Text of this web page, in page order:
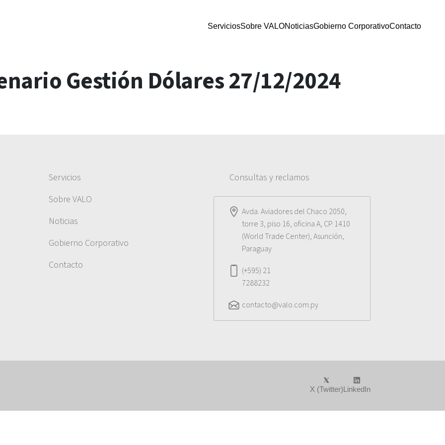
ServiciosSobre VALONoticiasGobierno CorporativoContacto
Gestión Dólares 27/12/2024
Servicios
Sobre VALO
Noticias
Gobierno Corporativo
Contacto
Consultas y reclamos
Avda. Aviadores del Chaco 2050,
torre 3, piso 16, oficina A, CP 1410
(World Trade Center), Asunción,
Paraguay
(+595) 21
7288232
contacto@valo.com.py
X (Twitter)LinkedIn